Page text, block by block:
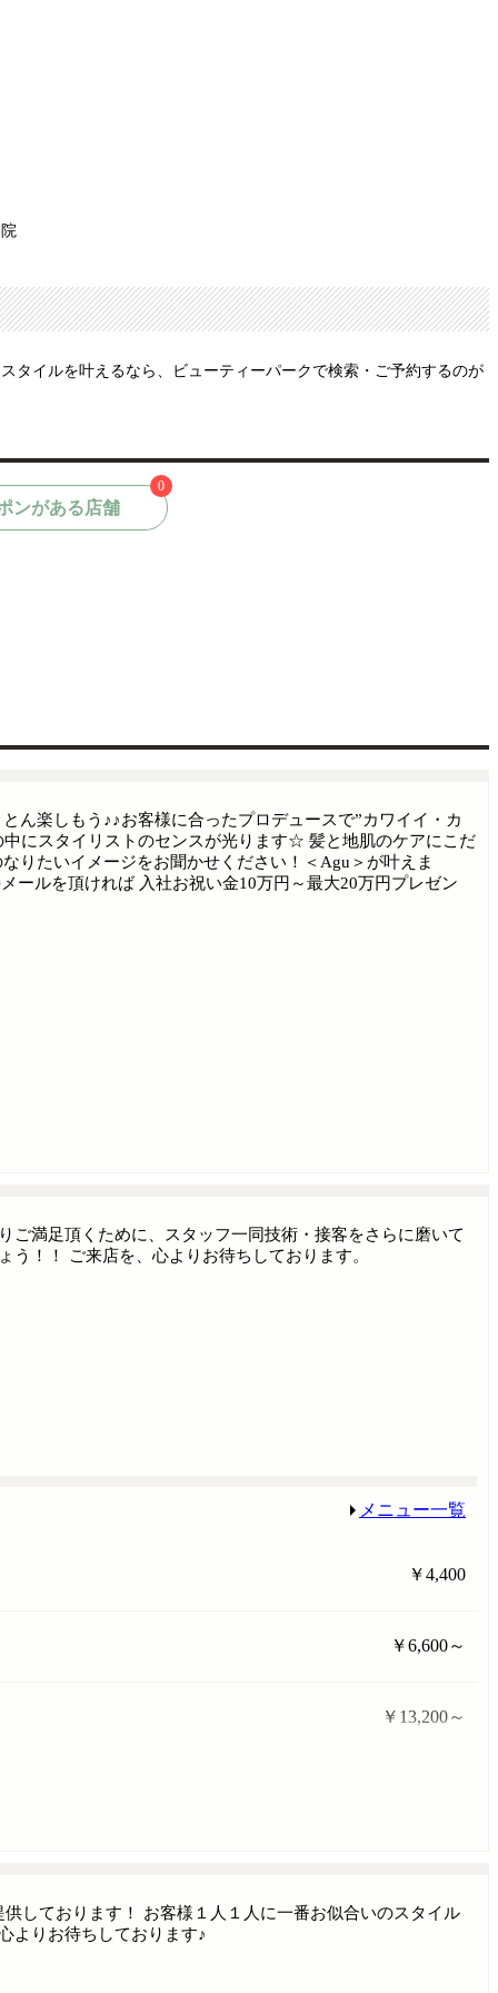
タイルを叶えるなら、ビューティーパークで検索・ご予約するのが
ンがある店舗
0
ん楽しもう♪♪お客様に合ったプロデュースで”カワイイ・カ
にスタイリストのセンスが光ります☆ 髪と地肌のケアにこだ
りたいイメージをお聞かせください！＜Agu＞が叶えま
ルを頂ければ 入社お祝い金10万円～最大20万円プレゼン
満足頂くために、スタッフ一同技術・接客をさらに磨いて
！！ ご来店を、心よりお待ちしております。
メニュー一覧
￥4,400
￥6,600～
￥13,200～
しております！ お客様１人１人に一番お似合いのスタイル
よりお待ちしております♪